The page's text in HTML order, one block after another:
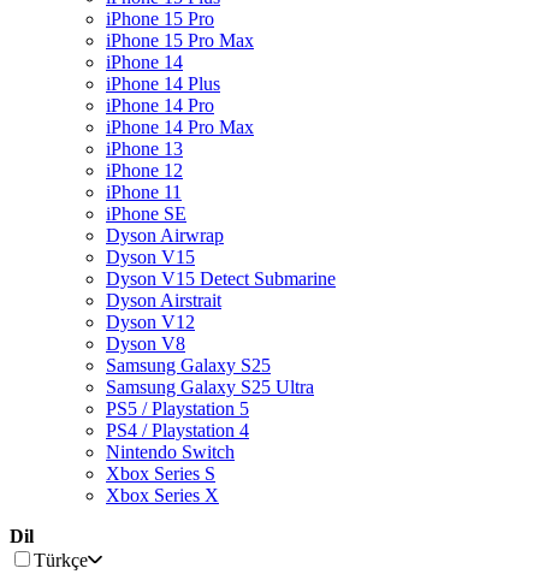
iPhone 15 Pro
iPhone 15 Pro Max
iPhone 14
iPhone 14 Plus
iPhone 14 Pro
iPhone 14 Pro Max
iPhone 13
iPhone 12
iPhone 11
iPhone SE
Dyson Airwrap
Dyson V15
Dyson V15 Detect Submarine
Dyson Airstrait
Dyson V12
Dyson V8
Samsung Galaxy S25
Samsung Galaxy S25 Ultra
PS5 / Playstation 5
PS4 / Playstation 4
Nintendo Switch
Xbox Series S
Xbox Series X
Dil
Türkçe